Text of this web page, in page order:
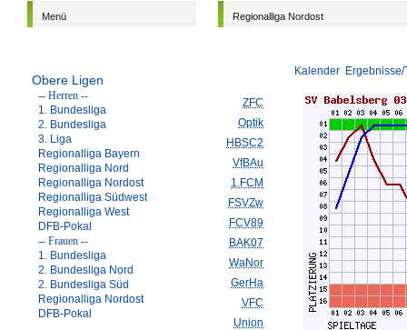
Menü
Obere Ligen
-- Herren --
1. Bundesliga
2. Bundesliga
3. Liga
Regionalliga Bayern
Regionalliga Nord
Regionalliga Nordost
Regionalliga Südwest
Regionalliga West
DFB-Pokal
-- Frauen --
1. Bundesliga
2. Bundesliga Nord
2. Bundesliga Süd
Regionalliga Nordost
DFB-Pokal
Regionalliga Nordost
Kalender
ZFC
Optik
HBSC2
VfBAu
1.FCM
FSVZw
FCV89
BAK07
WaNor
GerHa
VFC
Union